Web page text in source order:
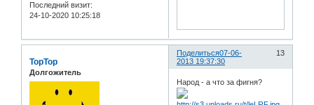
Последний визит:
24-10-2020 10:25:18
Поделиться 13
07-06-
2013 19:37:30
TopTop
Долгожитель
Народ - а что за фигня?